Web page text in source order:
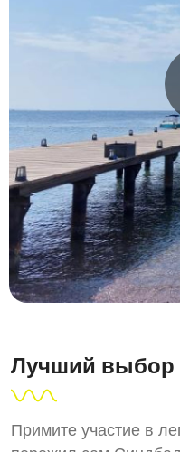
Лучший выбор
Примите участие в